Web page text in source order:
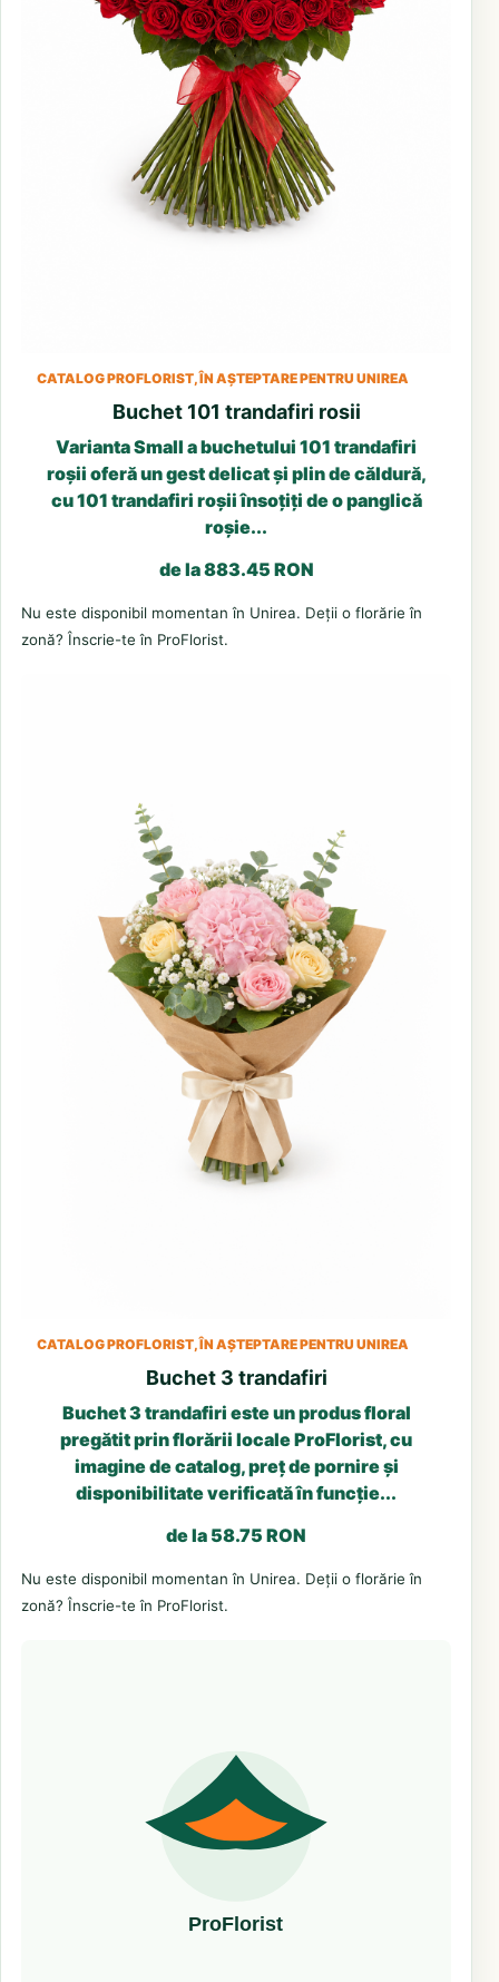
CATALOG PROFLORIST, ÎN AȘTEPTARE PENTRU UNIREA
Buchet 101 trandafiri rosii
Varianta Small a buchetului 101 trandafiri
roșii oferă un gest delicat și plin de căldură,
cu 101 trandafiri roșii însoțiți de o panglică
roșie...
de la 883.45 RON
Nu este disponibil momentan în Unirea. Deții o florărie în
zonă? Înscrie-te în ProFlorist.
CATALOG PROFLORIST, ÎN AȘTEPTARE PENTRU UNIREA
Buchet 3 trandafiri
Buchet 3 trandafiri este un produs floral
pregătit prin florării locale ProFlorist, cu
imagine de catalog, preț de pornire și
disponibilitate verificată în funcție...
de la 58.75 RON
Nu este disponibil momentan în Unirea. Deții o florărie în
zonă? Înscrie-te în ProFlorist.